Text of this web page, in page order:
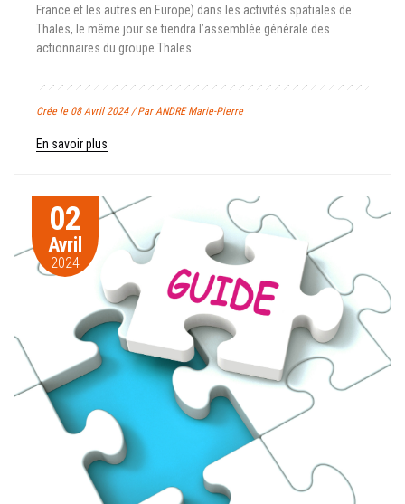
France et les autres en Europe) dans les activités spatiales de
Thales, le même jour se tiendra l’assemblée générale des
actionnaires du groupe Thales.
Crée le 08 Avril 2024 / Par ANDRE Marie-Pierre
En savoir plus
02
Avril
2024